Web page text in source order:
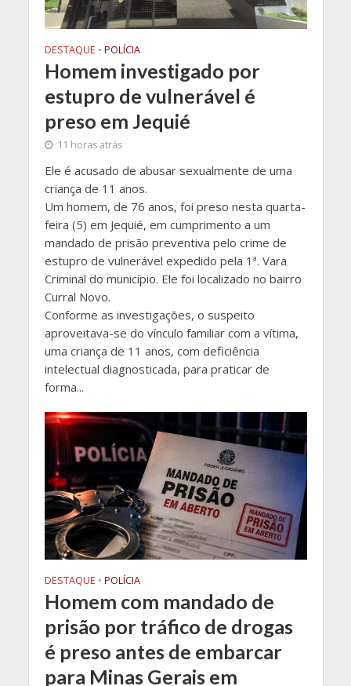
DESTAQUE • POLÍCIA
Homem investigado por
estupro de vulnerável é
preso em Jequié
11 horas atrás
Ele é acusado de abusar sexualmente de uma
criança de 11 anos.
Um homem, de 76 anos, foi preso nesta quarta-
feira (5) em Jequié, em cumprimento a um
mandado de prisão preventiva pelo crime de
estupro de vulnerável expedido pela 1ª. Vara
Criminal do município. Ele foi localizado no bairro
Curral Novo.
Conforme as investigações, o suspeito
aproveitava-se do vínculo familiar com a vítima,
uma criança de 11 anos, com deficiência
intelectual diagnosticada, para praticar de
forma...
DESTAQUE • POLÍCIA
Homem com mandado de
prisão por tráfico de drogas
é preso antes de embarcar
para Minas Gerais em